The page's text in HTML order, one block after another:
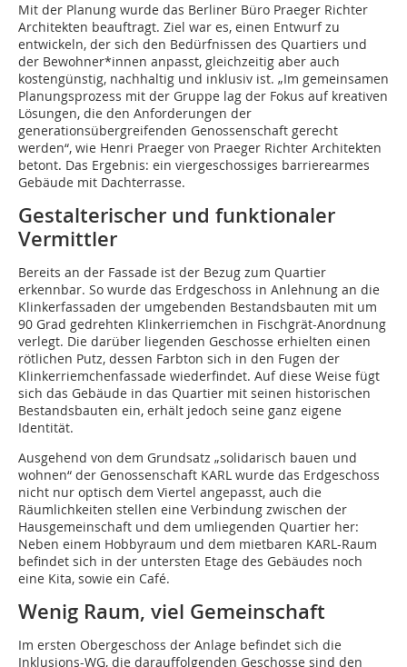
Mit der Planung wurde das Berliner Büro Praeger Richter
Architekten beauftragt. Ziel war es, einen Entwurf zu
entwickeln, der sich den Bedürfnissen des Quartiers und
der Bewohner*innen anpasst, gleichzeitig aber auch
kostengünstig, nachhaltig und inklusiv ist. „Im gemeinsamen
Planungsprozess mit der Gruppe lag der Fokus auf kreativen
Lösungen, die den Anforderungen der
generationsübergreifenden Genossenschaft gerecht
werden“, wie Henri Praeger von Praeger Richter Architekten
betont. Das Ergebnis: ein viergeschossiges barrierearmes
Gebäude mit Dachterrasse.
Gestalterischer und funktionaler
Vermittler
Bereits an der Fassade ist der Bezug zum Quartier
erkennbar. So wurde das Erdgeschoss in Anlehnung an die
Klinkerfassaden der umgebenden Bestandsbauten mit um
90 Grad gedrehten Klinkerriemchen in Fischgrät-Anordnung
verlegt. Die darüber liegenden Geschosse erhielten einen
rötlichen Putz, dessen Farbton sich in den Fugen der
Klinkerriemchenfassade wiederfindet. Auf diese Weise fügt
sich das Gebäude in das Quartier mit seinen historischen
Bestandsbauten ein, erhält jedoch seine ganz eigene
Identität.
Ausgehend von dem Grundsatz „solidarisch bauen und
wohnen“ der Genossenschaft KARL wurde das Erdgeschoss
nicht nur optisch dem Viertel angepasst, auch die
Räumlichkeiten stellen eine Verbindung zwischen der
Hausgemeinschaft und dem umliegenden Quartier her:
Neben einem Hobbyraum und dem mietbaren KARL-Raum
befindet sich in der untersten Etage des Gebäudes noch
eine Kita, sowie ein Café.
Wenig Raum, viel Gemeinschaft
Im ersten Obergeschoss der Anlage befindet sich die
Inklusions-WG, die darauffolgenden Geschosse sind den